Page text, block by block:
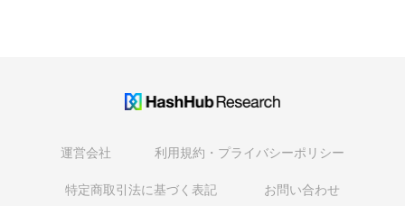
運営会社 利用規約・プライバシーポリシー
特定商取引法に基づく表記 お問い合わせ